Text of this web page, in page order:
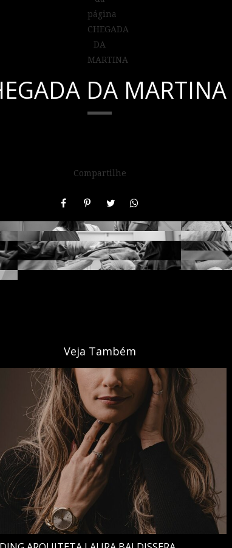
DA MARTINA
Compartilhe
Veja Também